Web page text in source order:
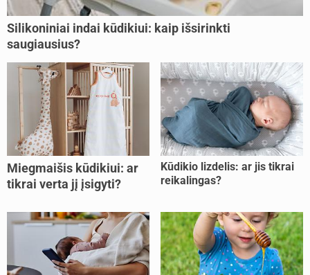
Silikoniniai indai kūdikiui: kaip išsirinkti
saugiausius?
Miegmaišis kūdikiui: ar
tikrai verta jį įsigyti?
Kūdikio lizdelis: ar jis tikrai
reikalingas?